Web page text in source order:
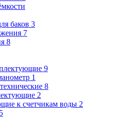
баков 3
7
8
9
1
8
2
к счетчикам воды 2
5